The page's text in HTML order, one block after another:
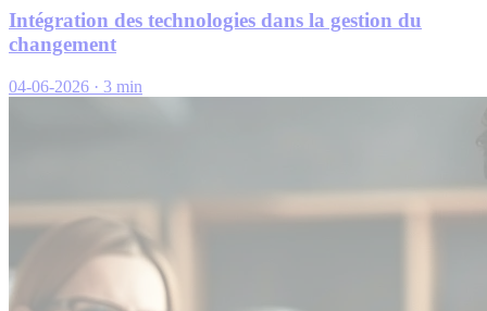
Intégration des technologies dans la gestion du
changement
04-06-2026 · 3 min